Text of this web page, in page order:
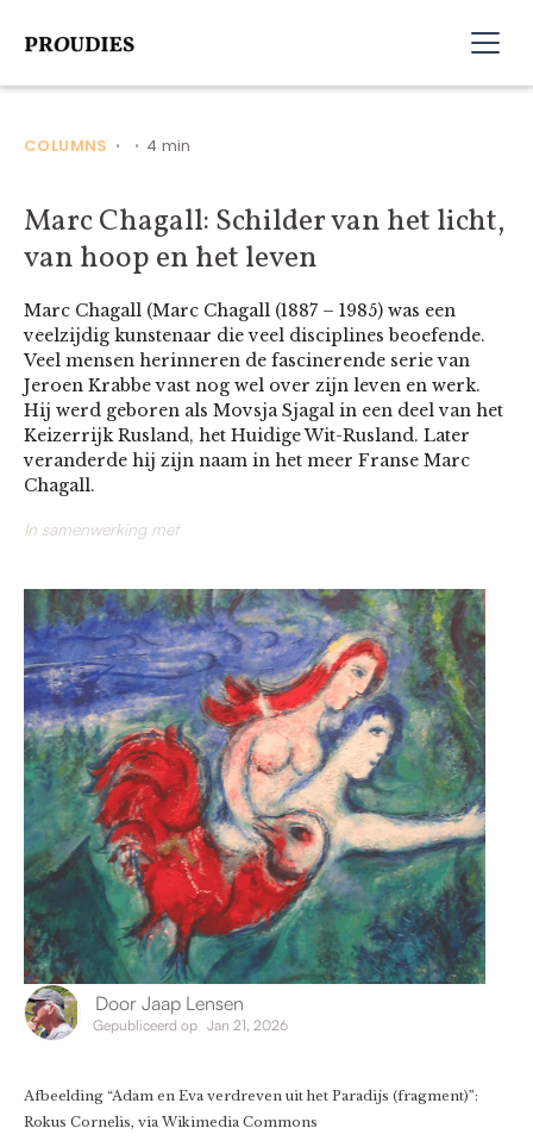
COLUMNS • • 4 min
Marc Chagall: Schilder van het licht,
van hoop en het leven
Marc Chagall (Marc Chagall (1887 – 1985) was een
veelzijdig kunstenaar die veel disciplines beoefende.
Veel mensen herinneren de fascinerende serie van
Jeroen Krabbe vast nog wel over zijn leven en werk.
Hij werd geboren als Movsja Sjagal in een deel van het
Keizerrijk Rusland, het Huidige Wit-Rusland. Later
veranderde hij zijn naam in het meer Franse Marc
Chagall.
In samenwerking met
Door Jaap Lensen
Gepubliceerd op Jan 21, 2026
Afbeelding “Adam en Eva verdreven uit het Paradijs (fragment)”:
Rokus Cornelis, via Wikimedia Commons